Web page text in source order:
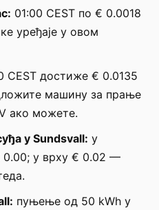
01:00 CEST по € 0.0018
уређаје у овом
CEST достиже € 0.0135
машину за прање
ако можете.
у Sundsvall: у
0.00; у врху € 0.02 —
пуњење од 50 kWh у